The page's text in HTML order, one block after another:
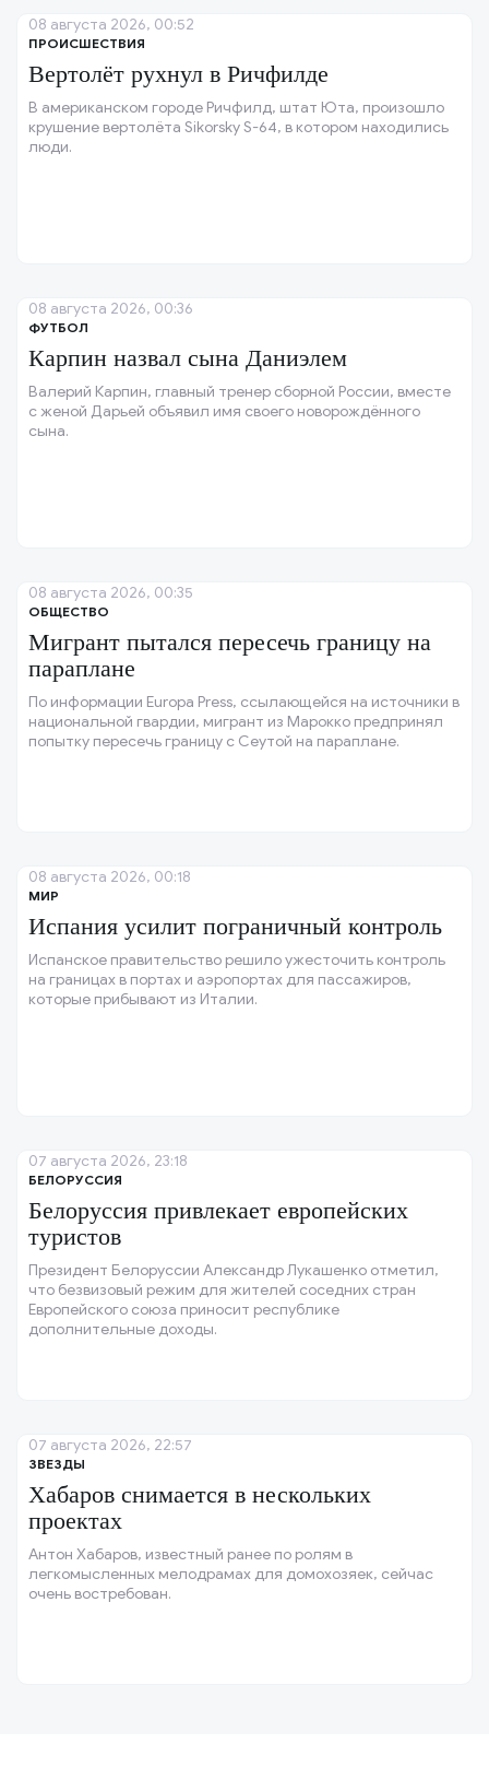
ПРОИСШЕСТВИЯ
Вертолёт рухнул в Ричфилде
В американском городе Ричфилд, штат Юта, произошло
крушение вертолёта Sikorsky S-64, в котором находились
люди.
08 августа 2026, 00:52
ФУТБОЛ
Карпин назвал сына Даниэлем
Валерий Карпин, главный тренер сборной России, вместе
с женой Дарьей объявил имя своего новорождённого
сына.
08 августа 2026, 00:36
ОБЩЕСТВО
Мигрант пытался пересечь границу на
параплане
По информации Europa Press, ссылающейся на источники в
национальной гвардии, мигрант из Марокко предпринял
попытку пересечь границу с Сеутой на параплане.
08 августа 2026, 00:35
МИР
Испания усилит пограничный контроль
Испанское правительство решило ужесточить контроль
на границах в портах и аэропортах для пассажиров,
которые прибывают из Италии.
08 августа 2026, 00:18
БЕЛОРУССИЯ
Белоруссия привлекает европейских
туристов
Президент Белоруссии Александр Лукашенко отметил,
что безвизовый режим для жителей соседних стран
Европейского союза приносит республике
дополнительные доходы.
07 августа 2026, 23:18
ЗВЕЗДЫ
Хабаров снимается в нескольких
проектах
Антон Хабаров, известный ранее по ролям в
легкомысленных мелодрамах для домохозяек, сейчас
очень востребован.
07 августа 2026, 22:57